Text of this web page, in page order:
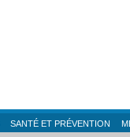
SANTÉ ET PRÉVENTION